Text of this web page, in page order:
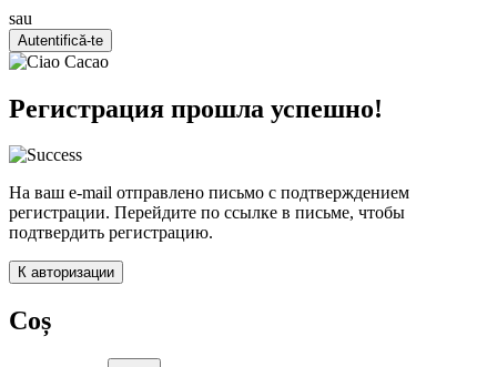
sau
Autentifică-te
Регистрация прошла успешно!
На ваш e-mail отправлено письмо с подтверждением
регистрации. Перейдите по ссылке в письме, чтобы
подтвердить регистрацию.
К авторизации
Coș